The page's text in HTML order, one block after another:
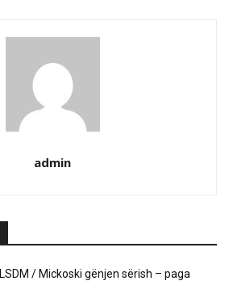
admin
LSDM / Mickoski gënjen sërish – paga